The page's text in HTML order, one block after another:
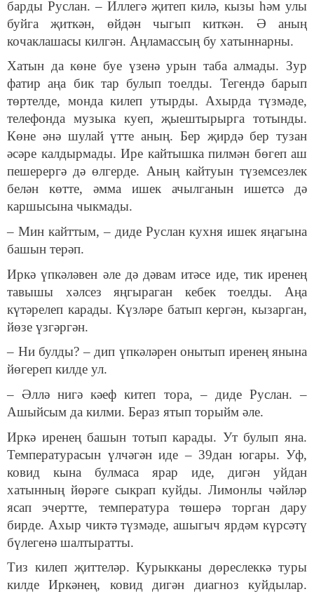
барды Руслан. – Иллегә җитеп килә, кызы һәм улы
буйга җиткән, өйдән чыгып киткән. Ә аның
кочаклашасы килгән. Аңламассың бу хатыннарны.
Хатын да көне буе үзенә урын таба алмады. Зур
фатир аңа бик тар булып тоелды. Тегендә барып
төртелде, монда килеп утырды. Ахырда түзмәде,
телефонда музыка куеп, җыештырырга тотынды.
Көне әнә шулай үтте аның. Бер җирдә бер тузан
әсәре калдырмады. Ире кайтышка пилмән бөгеп аш
пешерергә дә өлгерде. Аның кайтуын түземсезлек
белән көтте, әмма ишек ачылганын ишетсә дә
каршысына чыкмады.
– Мин кайттым, – диде Руслан кухня ишек яңагына
башын терәп.
Иркә үпкәләвен әле дә дәвам итәсе иде, тик иренең
тавышы хәлсез яңгыраган кебек тоелды. Аңа
күтәрелеп карады. Күзләре батып кергән, кызарган,
йөзе үзгәргән.
– Ни булды? – дип үпкәләрен онытып иренең янына
йөгереп килде ул.
– Әллә нигә кәеф китеп тора, – диде Руслан. –
Ашыйсым да килми. Бераз ятып торыйм әле.
Иркә иренең башын тотып карады. Ут булып яна.
Температурасын үлчәгән иде – 39дан югары. Уф,
ковид кына булмаса ярар иде, дигән уйдан
хатынның йөрәге сыкрап куйды. Лимонлы чәйләр
ясап эчертте, температура төшерә торган дару
бирде. Ахыр чиктә түзмәде, ашыгыч ярдәм күрсәтү
бүлегенә шалтыратты.
Тиз килеп җиттеләр. Курыкканы дөреслеккә туры
килде Иркәнең, ковид дигән диагноз куйдылар.